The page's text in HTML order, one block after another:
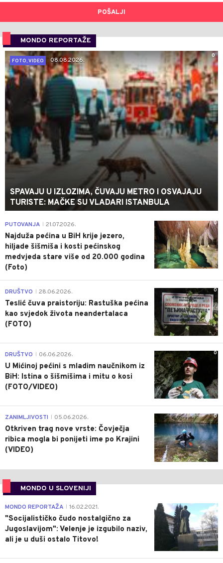
POŠALJI
MONDO REPORTAŽE
0
FOTO, VIDEO
08.08.2026.
SPAVAJU U IZLOZIMA, ČUVAJU METRO I OSVAJAJU
TURISTE: MAČKE SU VLADARI ISTANBULA
0
PUTOVANJA 21.07.2026.
Najduža pećina u BiH krije jezero,
hiljade šišmiša i kosti pećinskog
medvjeda stare više od 20.000 godina
(Foto)
0
DRUŠTVO 28.06.2026.
Teslić čuva praistoriju: Rastuška pećina
kao svjedok života neandertalaca
(FOTO)
0
DRUŠTVO 06.06.2026.
U Mićinoj pećini s mladim naučnikom iz
BiH: Istina o šišmišima i mitu o kosi
(FOTO/VIDEO)
0
ZANIMLJIVOSTI 05.06.2026.
Otkriven trag nove vrste: Čovječja
ribica mogla bi ponijeti ime po Krajini
(VIDEO)
MONDO U SLOVENIJI
4
MONDO REPORTAŽA 16.02.2021.
"Socijalističko čudo nostalgično za
Jugoslavijom": Velenje je izgubilo naziv,
ali je u duši ostalo Titovo!